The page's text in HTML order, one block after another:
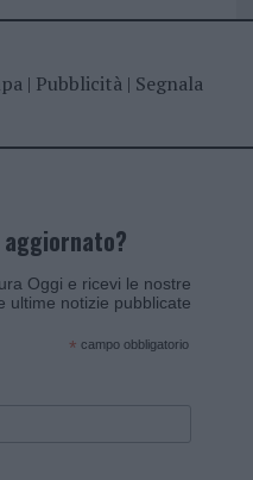
| Pubblicità| Segnala
Oggi e ricevi le nostre
ultime notizie pubblicate
* campo obbligatorio